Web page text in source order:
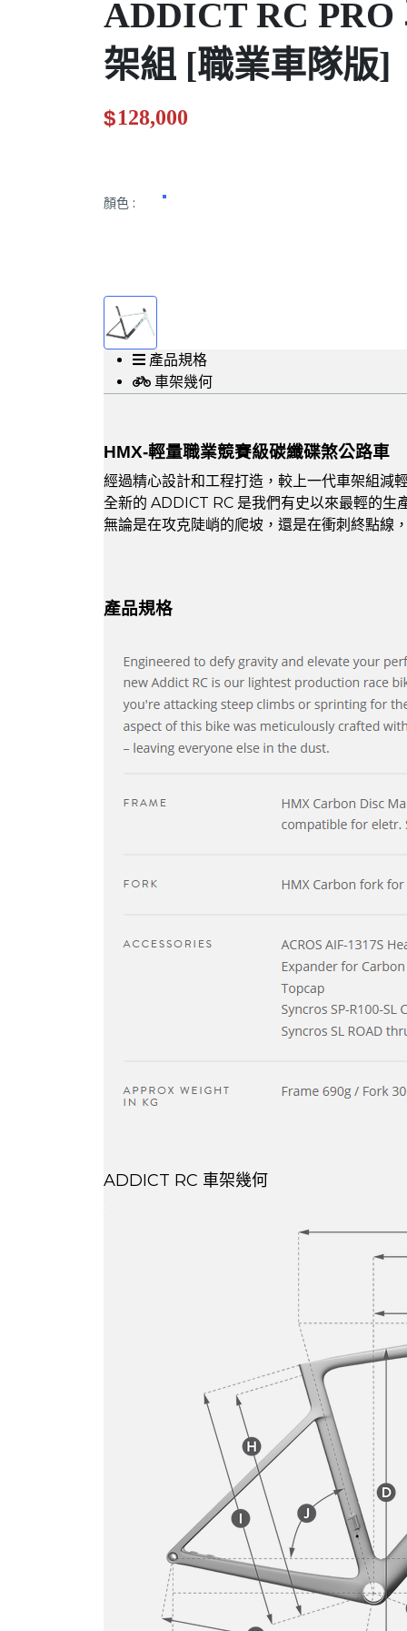
ADDICT RC PRO
架組 [職業車隊版]
$128,000
顏色 :
產品規格
車架幾何
HMX-輕量職業競賽級碳纖碟煞公路車
經過精心設計和工程打造，較上一代車架組
全新的 ADDICT RC 是我們有史以來最輕的
無論是在攻克陡峭的爬坡，還是在衝刺終點
產品規格
ADDICT RC 車架幾何